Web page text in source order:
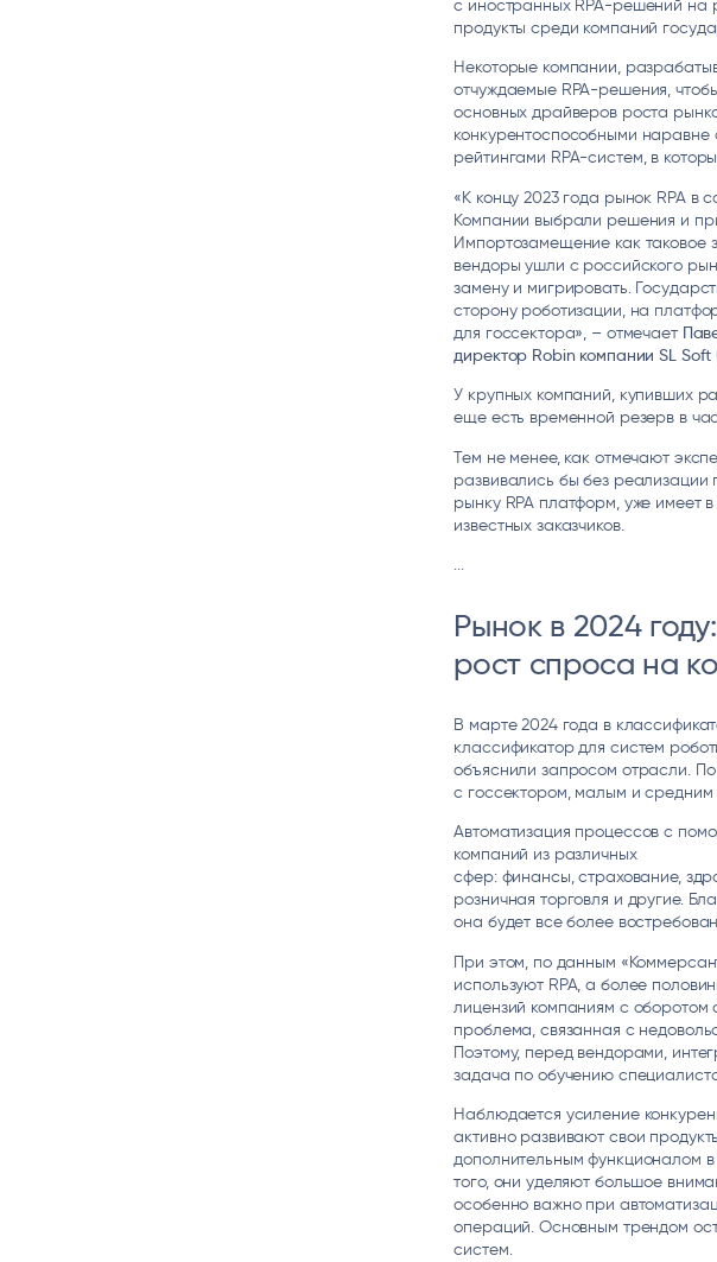
с иностранных RPA-решений на
продукты среди компаний
Некоторые компании,
отчуждаемые RPA-решения,
основных драйверов роста
конкурентоспособными
рейтингами RPA-систем, в
«К концу 2023 года рынок RPA
Компании выбрали решения и
Импортозамещение как таковое
вендоры ушли с российского
замену и мигрировать.
сторону роботизации, на
для госсектора», – отмечает
директор RobinкомпанииSL Soft
У крупных компаний, купивших
еще есть временной резерв в
Тем не менее, как отмечают
развивались бы без реализации
рынку RPA платформ, уже имеет
известных заказчиков.
...
Рынок в 2024
рост спроса на
В марте 2024 года в
классификатор для систем
объяснили запросом отрасли.
с госсектором, малым и средним
Автоматизация процессов с
компаний из различных
сфер: финансы, страхование,
розничная торговля и другие.
она будет все более
При этом, по данным
используют RPA, а более
лицензий компаниям с оборотом
проблема, связанная с
Поэтому, перед вендорами,
задача по обучению
Наблюдается усиление
активно развивают свои
дополнительным функционалом
того, они уделяют большое
особенно важно при
операций. Основным трендом
систем.